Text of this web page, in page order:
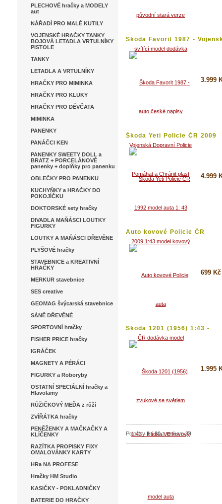
PLECHOVÉ hračky a MODELY
aut
NÁŘADÍ PRO MALÉ KUTILY
VOJENSKÉ HRAČKY TANKY
BOJOVÁ LETADLA VRTULNÍKY
PISTOLE
TANKY
LETADLA A VRTULNÍKY
HRAČKY PRO MIMINKA
HRAČKY PRO KLUKY
HRAČKY PRO DĚVČATA
MIMINKA
PANENKY
PANÁČCI KEN
PANENKY SWEETY DOLL a
BRATZ + PORCELÁNOVÉ
panenky + doplňky pro panenku
OBLEČKY PRO PANENKU
KUCHYŇKY a HRAČKY DO
POKOJÍČKU
DOKTORSKÉ sety hračky
DIVADLA MAŇÁSCI LOUTKY
FIGURKY
LOUTKY A MAŇÁSCI DŘEVĚNE
PLYŠOVÉ hračky
STAVEBNICE a KREATIVNÍ
HRAČKY
MERKUR stavebnice
SES creative
GEOMAG švýcarská stavebnice
SÁNĚ DŘEVĚNÉ
SPORTOVNÍ hračky
FISHER PRICE hračky
IGRÁČEK
MAGNETY A PÉRÁCI
FIGURKY a Roboryby
OSTATNÍ SPECIÁLNÍ hračky a
Hlavolamy
RŮŽIČKOVÝ MEĎA z růží
ZVÍŘÁTKA hračky
PENĚŽENKY A MAČKAČKY A
KLÍČENKY
RAZÍTKA PROPISKY FIXY
OMALOVÁNKY KARTY
HRa NA PROFESE
Hračky HM Studio
KASIČKY - POKLADNIČKY
BATERIE DO HRAČKY
Škoda Favorit 1987 -
3.999
Škoda Yeti Policie ČR 2009
1:43...
4.999
Auto kovové Policie ČR
dodávka...
699 Kč
Škoda 1201 (1956) 1:43 -
Hlídka...
1.995
Položky 1-20z celkem39